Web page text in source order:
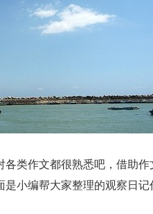
类作文都很熟悉吧，借助作
小编帮大家整理的观察日记